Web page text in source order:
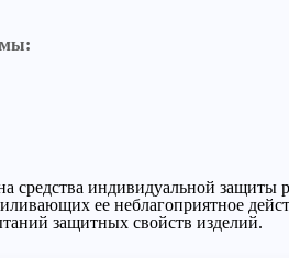
средства индивидуальной
ее неблагоприятное
защитных свойств изделий.